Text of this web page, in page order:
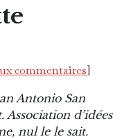
commentaires]
Antonio San
d’idées
nul le le sait.